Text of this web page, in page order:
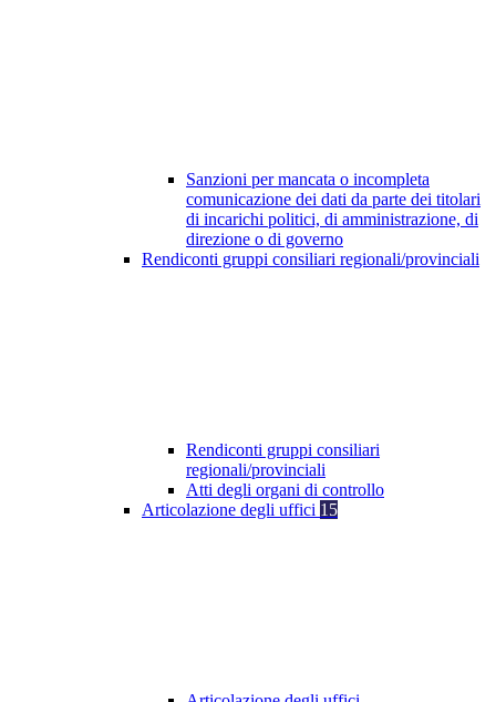
Sanzioni per mancata o incompleta
comunicazione dei dati da parte dei titolari
di incarichi politici, di amministrazione, di
direzione o di governo
Rendiconti gruppi consiliari regionali/provinciali
Rendiconti gruppi consiliari
regionali/provinciali
Atti degli organi di controllo
Articolazione degli uffici 15